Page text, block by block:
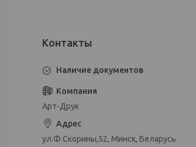
Наличие документов
Арт-Друк
ул.Ф.Скорины,52, Минск, Беларусь